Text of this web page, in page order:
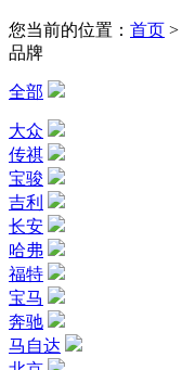
您当前的位置： 首页 >
品牌
全部
大众
传祺
宝骏
吉利
长安
哈弗
福特
宝马
奔驰
马自达